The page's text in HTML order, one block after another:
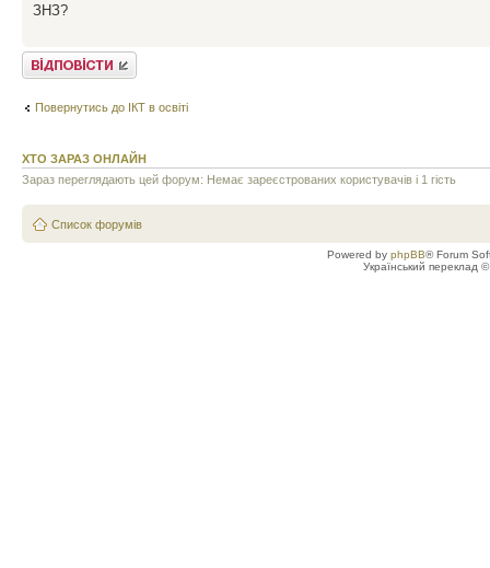
ЗНЗ?
Відповісти
Повернутись до ІКТ в освіті
ХТО ЗАРАЗ ОНЛАЙН
Зараз переглядають цей форум: Немає зареєстрованих користувачів і 1 гість
Список форумів
Powered by phpBB® Forum
Український переклад